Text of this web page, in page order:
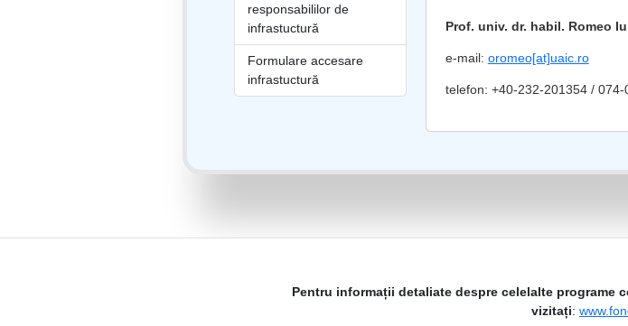
responsabililor de
infrastuctură
Formulare accesare
infrastuctură
Prof. univ. dr. habil. Romeo
e-mail: oromeo[at]uaic.ro
telefon: +40-232-201354 / 074-
Pentru informații detaliate despre celelalte programe
vizitați: